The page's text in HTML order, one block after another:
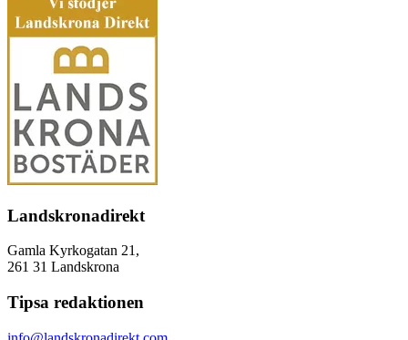
Landskronadirekt
Gamla Kyrkogatan 21,
261 31 Landskrona
Tipsa redaktionen